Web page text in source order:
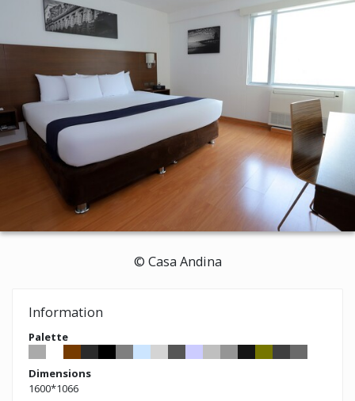
© Casa Andina
Information
Palette
Dimensions
1600*1066